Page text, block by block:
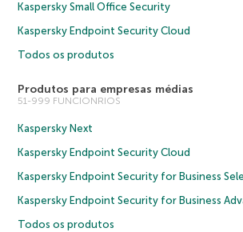
Kaspersky Small Office Security
Kaspersky Endpoint Security Cloud
Todos os produtos
Produtos para empresas médias
51-999 FUNCIONRIOS
Kaspersky Next
Kaspersky Endpoint Security Cloud
Kaspersky Endpoint Security for Business
Kaspersky Endpoint Security for Business
Todos os produtos